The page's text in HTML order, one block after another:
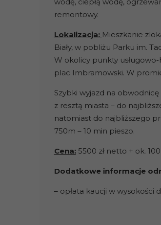
wodę, ciepłą wodę,
remontowy.
Lokalizacja: Mieszkanie
Biały, w pobliżu Parku im.
W okolicy punkty
plac Imbramowski. W
Szybki wyjazd na
z resztą miasta – do
natomiast do najbliższego
750m – 10 min pieszo.
Cena:5500 zł netto + ok.
Dodatkowe informacje
– opłata kaucji w wysokości